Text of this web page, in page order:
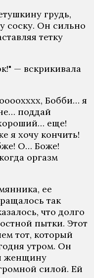
грудь,
соску. Он сильно
тетку
— вскрикивала
Бобби… я
поддай
еще!
я хочу кончить!
О… Боже!
оргазм
ее
так
что долго
пытки. Этот
тот, который
утром. Он
женщину
силой. Ей